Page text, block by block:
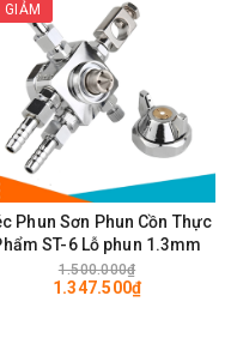
GIẢM
Phun Sơn Phun Cồn Thực
ST-6 Lỗ phun 1.3mm
1.500.000₫
1.347.500₫